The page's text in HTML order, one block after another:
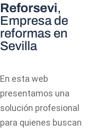
Reforsevi,
Empresa de
reformas en
Sevilla
En esta web
presentamos una
solución profesional
para quienes buscan